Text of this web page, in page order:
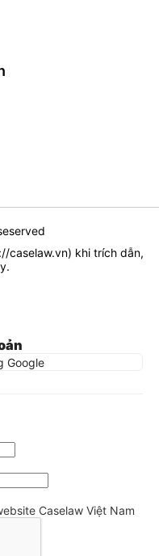
caselaw.vn) khi trích dẫn,
Google
Caselaw Việt Nam